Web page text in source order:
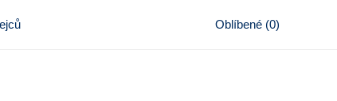
Oblíbené (0)